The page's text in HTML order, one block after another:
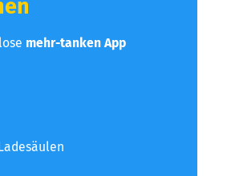
mehr-tanken App